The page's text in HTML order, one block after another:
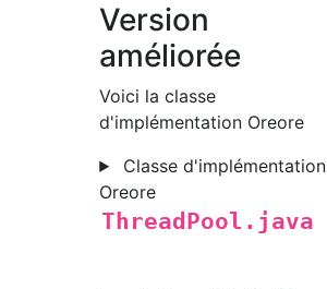
Version
améliorée
Voici la classe
d'implémentation Oreore
Classe d'implémentation
Oreore
ThreadPool.java